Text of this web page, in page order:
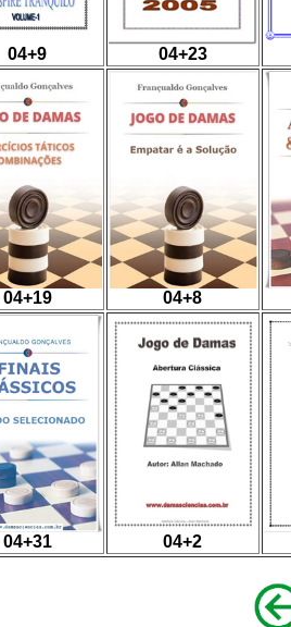
04+9 04+23
04+19 04+8
04+31 04+2